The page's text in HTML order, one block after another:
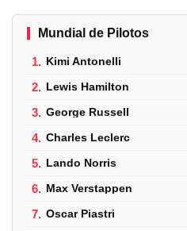
Mundial de Pilotos
1. Kimi Antonelli
2. Lewis Hamilton
3. George Russell
4. Charles Leclerc
5. Lando Norris
6. Max Verstappen
7. Oscar Piastri